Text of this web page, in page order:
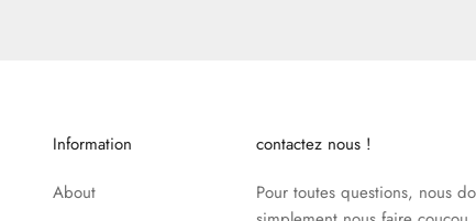
Information
About
contactez nous !
Pour toutes questions, nous